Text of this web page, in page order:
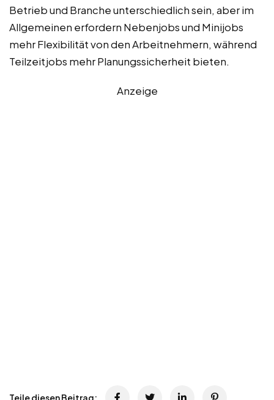
Betrieb und Branche unterschiedlich sein, aber im
Allgemeinen erfordern Nebenjobs und Minijobs
mehr Flexibilität von den Arbeitnehmern, während
Teilzeitjobs mehr Planungssicherheit bieten.
Anzeige
Teile diesen Beitrag: